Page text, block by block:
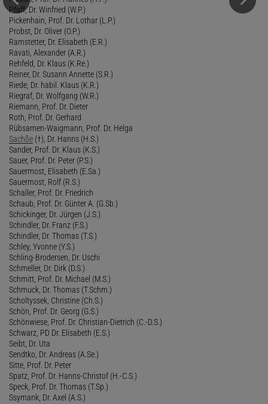
Pfaff, Dr. Winfried (W.P.)
Pickenhain, Prof. Dr. Lothar (L.P.)
Probst, Dr. Oliver (O.P.)
Ramstetter, Dr. Elisabeth (E.R.)
Ravati, Alexander (A.R.)
Rehfeld, Dr. Klaus (K.Re.)
Reiner, Dr. Susann Annette (S.R.)
Riede, Dr. habil. Klaus (K.R.)
Riegraf, Dr. Wolfgang (W.R.)
Riemann, Prof. Dr. Dieter
Roth, Prof. Dr. Gerhard
Rübsamen-Waigmann, Prof. Dr. Helga
Sachße (†), Dr. Hanns (H.S.)
Sander, Prof. Dr. Klaus (K.S.)
Sauer, Prof. Dr. Peter (P.S.)
Sauermost, Elisabeth (E.Sa.)
Sauermost, Rolf (R.S.)
Schaller, Prof. Dr. Friedrich
Schaub, Prof. Dr. Günter A. (G.Sb.)
Schickinger, Dr. Jürgen (J.S.)
Schindler, Dr. Franz (F.S.)
Schindler, Dr. Thomas (T.S.)
Schley, Yvonne (Y.S.)
Schling-Brodersen, Dr. Uschi
Schmeller, Dr. Dirk (D.S.)
Schmitt, Prof. Dr. Michael (M.S.)
Schmuck, Dr. Thomas (T.Schm.)
Scholtyssek, Christine (Ch.S.)
Schön, Prof. Dr. Georg (G.S.)
Schönwiese, Prof. Dr. Christian-Dietrich (C.-D.S.)
Schwarz, PD Dr. Elisabeth (E.S.)
Seibt, Dr. Uta
Sendtko, Dr. Andreas (A.Se.)
Sitte, Prof. Dr. Peter
Spatz, Prof. Dr. Hanns-Christof (H.-C.S.)
Speck, Prof. Dr. Thomas (T.Sp.)
Ssymank, Dr. Axel (A.S.)